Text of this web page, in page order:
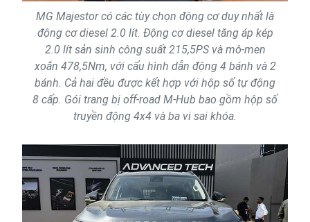
MG Majestor có các tùy chọn động cơ duy nhất là
động cơ diesel 2.0 lít. Động cơ diesel tăng áp kép
2.0 lít sản sinh công suất 215,5PS và mô-men
xoắn 478,5Nm, với cấu hình dẫn động 4 bánh và 2
bánh. Cả hai đều được kết hợp với hộp số tự động
8 cấp. Gói trang bị off-road M-Hub bao gồm hộp số
truyền động 4x4 và ba vi sai khóa.